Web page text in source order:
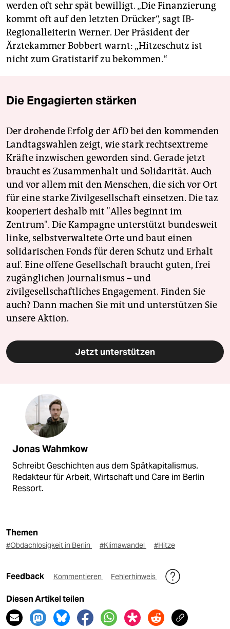
werden oft sehr spät bewilligt. „Die Finanzierung
kommt oft auf den letzten Drücker“, sagt IB-
Regionalleiterin Werner. Der Präsident der
Ärztekammer Bobbert warnt: „Hitzeschutz ist
nicht zum Gratistarif zu bekommen.“
Die Engagierten stärken
Der drohende Erfolg der AfD bei den kommenden
Landtagswahlen zeigt, wie stark rechtsextreme
Kräfte inzwischen geworden sind. Gerade jetzt
braucht es Zusammenhalt und Solidarität. Auch
und vor allem mit den Menschen, die sich vor Ort
für eine starke Zivilgesellschaft einsetzen. Die taz
kooperiert deshalb mit "Alles beginnt im
Zentrum". Die Kampagne unterstützt bundesweit
linke, selbstverwaltete Orte und baut einen
solidarischen Fonds für deren Schutz und Erhalt
auf. Eine offene Gesellschaft braucht guten, frei
zugänglichen Journalismus – und
zivilgesellschaftliches Engagement. Finden Sie
auch? Dann machen Sie mit und unterstützen Sie
unsere Aktion.
Jetzt unterstützen
Jonas Wahmkow
Schreibt Geschichten aus dem Spätkapitalismus.
Redakteur für Arbeit, Wirtschaft und Care im Berlin
Ressort.
Themen
#Obdachlosigkeit in Berlin #Klimawandel #Hitze
Feedback Kommentieren Fehlerhinweis
Diesen Artikel teilen